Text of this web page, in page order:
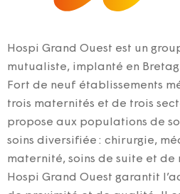
Hospi Grand Ouest est un
mutualiste, implanté en
Fort de neuf établissements
trois maternités et de trois
propose aux populations de
soins diversifiée : chirurgie,
maternité, soins de suite et
Hospi Grand Ouest garantit